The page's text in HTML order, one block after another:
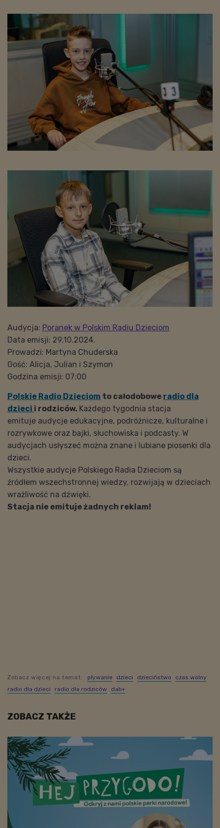
Audycja: Poranek w Polskim Radiu Dzieciom
Data emisji: 29.10.2024.
Prowadzi: Martyna Chuderska
Gość: Alicja, Julian i Szymon
Godzina emisji: 07:00
Polskie Radio Dzieciom to całodobowe radio dla
dzieci i rodziców. Każdego tygodnia stacja
emituje audycje edukacyjne, podróżnicze, kulturalne i
rozrywkowe oraz bajki, słuchowiska i podcasty. W
audycjach usłyszeć można znane i lubiane piosenki dla
dzieci.
Wszystkie audycje Polskiego Radia Dzieciom są
źródłem wszechstronnej wiedzy, rozwijają w dzieciach
wrażliwość na dźwięki.
Stacja nie emituje żadnych reklam!
Zobacz więcej na temat: pływanie dzieci dzieciństwo
czas wolny
radio dla dzieci
radio dla rodziców dab+
ZOBACZ TAKŻE